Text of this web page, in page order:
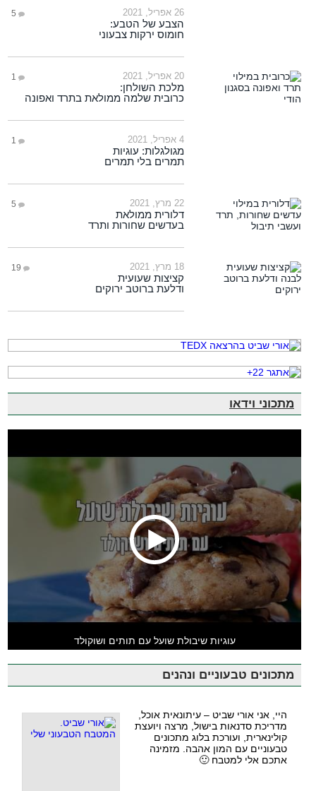
26 אפריל, 2021 5
הצבע של הטבע:
חומוס ירקות צבעוני
20 אפריל, 2021 1
מלכת השולחן:
כרובית שלמה ממולאת בתרד ואפונה
4 אפריל, 2021 1
מגולגלות: עוגיות
תמרים בלי תמרים
22 מרץ, 2021 5
דלורית ממולאת
בעדשים שחורות ותרד
18 מרץ, 2021 19
קציצות שעועית
ודלעת ברוטב ירוקים
מתכוני וידאו
עוגיות שיבולת שועל עם תותים ושוקולד
מתכונים טבעוניים ונהנים
היי, אני אורי שביט – עיתונאית אוכל,
מדריכת סדנאות בישול, מרצה ויועצת
קולינארית, ועורכת בלוג מתכונים
טבעוניים עם המון אהבה. מזמינה
אתכם אלי למטבח 🙂